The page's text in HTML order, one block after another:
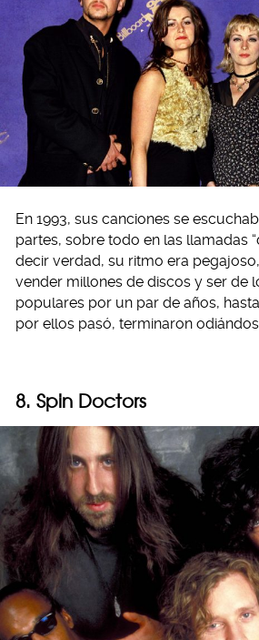
En 1993, sus canciones se
partes, sobre todo en las llamadas
decir verdad, su ritmo era
vender millones de discos y ser de
populares por un par de años,
por ellos pasó, terminaron
8. Spin Doctors